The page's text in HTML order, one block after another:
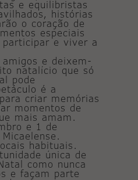
e equilibristas
histórias
o coração de
especiais
participar e viver a
e deixem-
natalício que só
pode
é a
criar memórias
momentos de
mais amam.
e 1 de
habituais.
única de
como nunca
e façam parte